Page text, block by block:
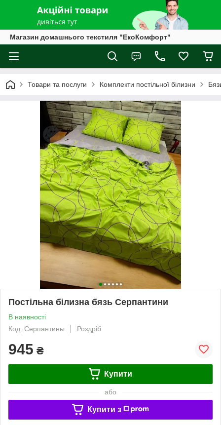
Магазин домашнього текстиля "ЕкоКомфорт"
Товари та послуги Комплекти постільної білизни
Постільна білизна бязь Серпантини
В наявності
Код: Серпантины
Роздріб
945 ₴
Купити
або
Купити з